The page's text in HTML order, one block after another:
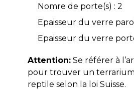
Nomre de porte(s) : 2
Epaisseur du verre
Epaisseur du verre
Attention:Se référer à
pour trouver un
reptile selon la loi Suisse.